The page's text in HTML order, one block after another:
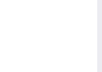
набори